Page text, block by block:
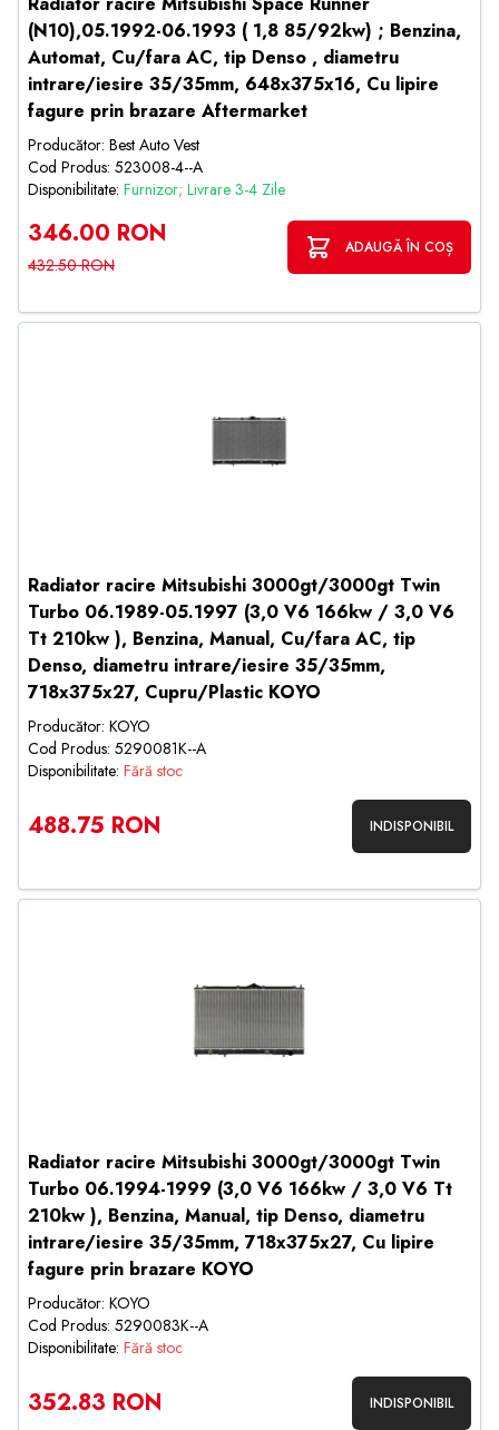
(N10),05.1992-06.1993 ( 1,8 85/92kw) ; Benzina,
Automat, Cu/fara AC, tip Denso , diametru
intrare/iesire 35/35mm, 648x375x16, Cu lipire
fagure prin brazare Aftermarket
Producător: Best Auto Vest
Cod Produs: 523008-4--A
Disponibilitate: Furnizor; Livrare 3-4 Zile
346.00 RON
432.50 RON
ADAUGĂ ÎN COȘ
Radiator racire Mitsubishi 3000gt/3000gt Twin
Turbo 06.1989-05.1997 (3,0 V6 166kw / 3,0 V6
Tt 210kw ), Benzina, Manual, Cu/fara AC, tip
Denso, diametru intrare/iesire 35/35mm,
718x375x27, Cupru/Plastic KOYO
Producător: KOYO
Cod Produs: 5290081K--A
Disponibilitate: Fără stoc
488.75 RON INDISPONIBIL
Radiator racire Mitsubishi 3000gt/3000gt Twin
Turbo 06.1994-1999 (3,0 V6 166kw / 3,0 V6 Tt
210kw ), Benzina, Manual, tip Denso, diametru
intrare/iesire 35/35mm, 718x375x27, Cu lipire
fagure prin brazare KOYO
Producător: KOYO
Cod Produs: 5290083K--A
Disponibilitate: Fără stoc
352.83 RON INDISPONIBIL